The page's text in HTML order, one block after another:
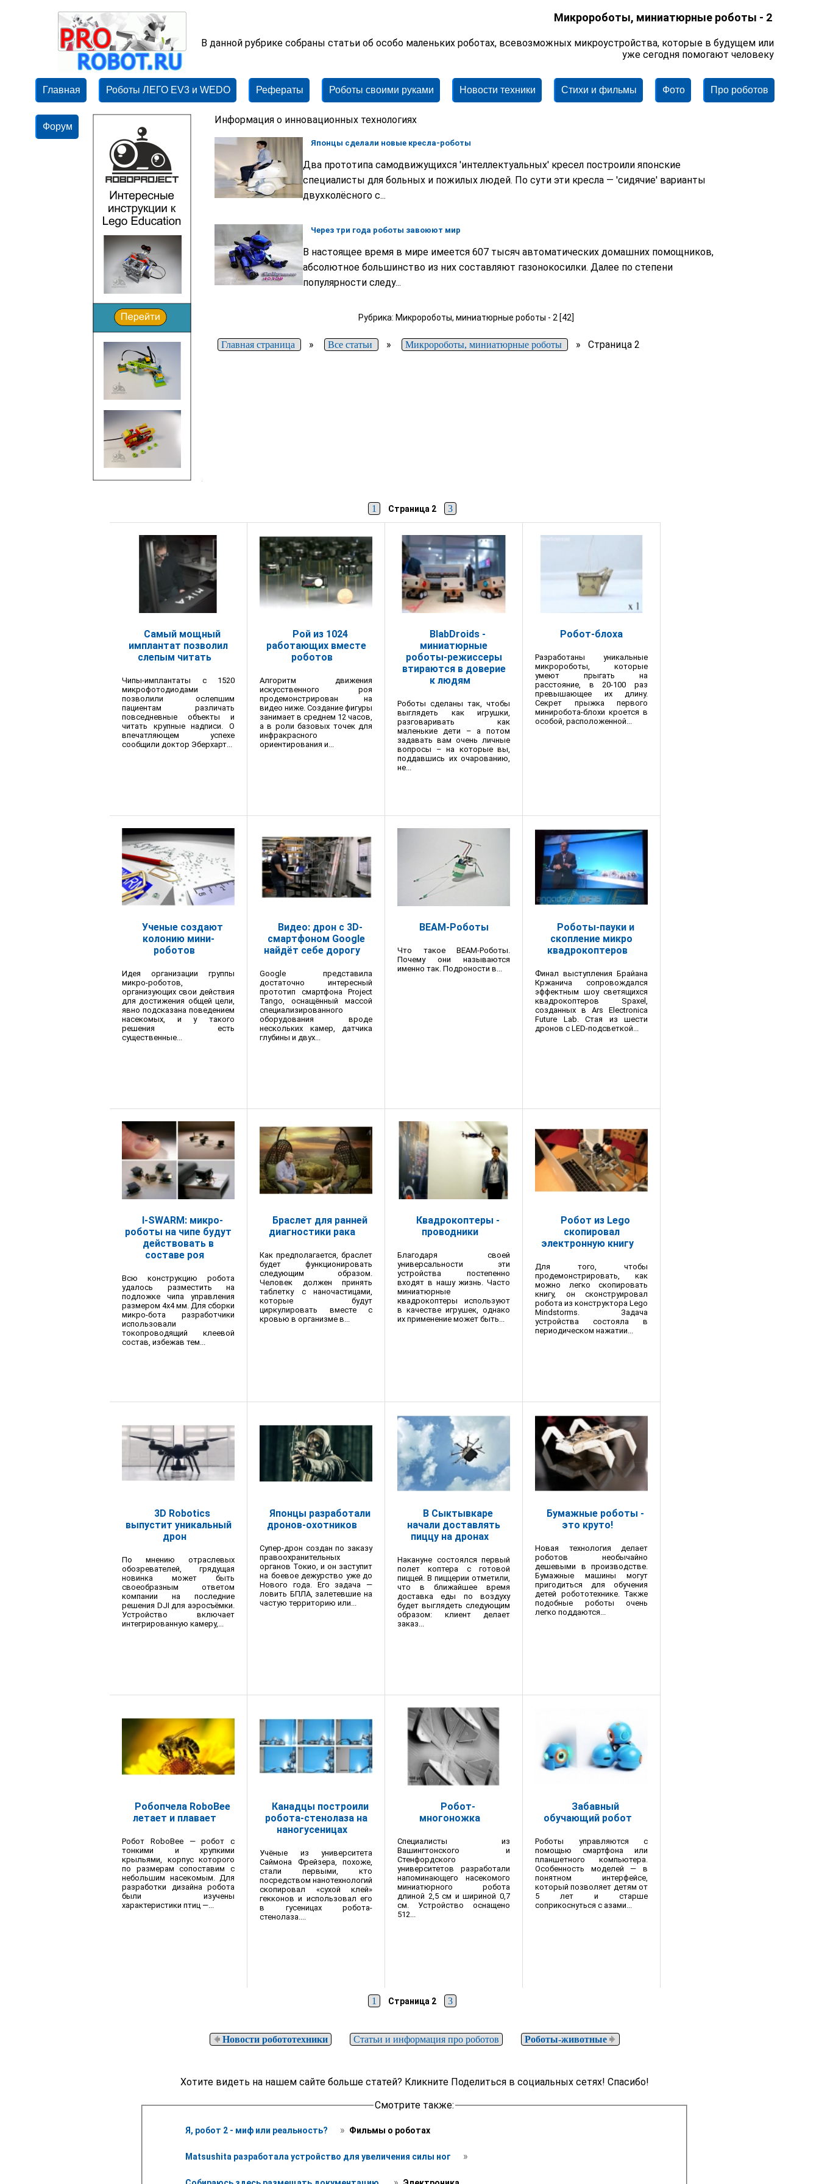
Микророботы, миниатюрные роботы - 2
В данной рубрике собраны статьи об особо маленьких роботах, всевозможных микроустройства, которые в будущем или
уже сегодня помогают человеку
Главная Роботы ЛЕГО EV3 и WEDO Рефераты Роботы своими руками Новости техники Стихи и фильмы Фото Про роботов
Форум
Информация о инновационных технологиях
Японцы сделали новые кресла-роботы
Два прототипа самодвижущихся 'интеллектуальных' кресел построили японские
специалисты для больных и пожилых людей. По сути эти кресла — 'сидячие' варианты
двухколёсного с...
Через три года роботы завоюют мир
В настоящее время в мире имеется 607 тысяч автоматических домашних помощников,
абсолютное большинство из них составляют газонокосилки. Далее по степени
популярности следу...
Рубрика: Микророботы, миниатюрные роботы - 2 [42]
Главная страница » Все статьи » Микророботы, миниатюрные роботы » Страница 2
1 Страница 2 3
Самый мощный
имплантат позволил
слепым читать
Чипы-имплантаты с 1520
микрофотодиодами
позволили ослепшим
пациентам различать
повседневные объекты и
читать крупные надписи. О
впечатляющем успехе
сообщили доктор Эберхарт...
Рой из 1024
работающих вместе
роботов
Алгоритм движения
искусственного роя
продемонстрирован на
видео ниже. Создание фигуры
занимает в среднем 12 часов,
а в роли базовых точек для
инфракрасного
ориентирования и...
BlabDroids -
миниатюрные
роботы-режиссеры
втираются в доверие
к людям
Роботы сделаны так, чтобы
выглядеть как игрушки,
разговаривать как
маленькие дети – а потом
задавать вам очень личные
вопросы – на которые вы,
поддавшись их очарованию,
не...
Робот-блоха
Разработаны уникальные
микророботы, которые
умеют прыгать на
расстояние, в 20-100 раз
превышающее их длину.
Секрет прыжка первого
миниробота-блохи кроется в
особой, расположенной...
Ученые создают
колонию мини-
роботов
Идея организации группы
микро-роботов,
организующих свои действия
для достижения общей цели,
явно подсказана поведением
насекомых, и у такого
решения есть
существенные...
Видео: дрон с 3D-
смартфоном Google
найдёт себе дорогу
Google представила
достаточно интересный
прототип смартфона Project
Tango, оснащённый массой
специализированного
оборудования вроде
нескольких камер, датчика
глубины и двух...
BEAM-Роботы
Что такое BEAM-Роботы.
Почему они называются
именно так. Подроности в...
Роботы-пауки и
скопление микро
квадрокоптеров
Финал выступления Брайана
Кржанича сопровождался
эффектным шоу светящихся
квадрокоптеров Spaxel,
созданных в Ars Electronica
Future Lab. Стая из шести
дронов с LED-подсветкой...
I-SWARM: микро-
роботы на чипе будут
действовать в
составе роя
Всю конструкцию робота
удалось разместить на
подложке чипа управления
размером 4х4 мм. Для сборки
микро-бота разработчики
использовали
токопроводящий клеевой
состав, избежав тем...
Браслет для ранней
диагностики рака
Как предполагается, браслет
будет функционировать
следующим образом.
Человек должен принять
таблетку с наночастицами,
которые будут
циркулировать вместе с
кровью в организме в...
Квадрокоптеры -
проводники
Благодаря своей
универсальности эти
устройства постепенно
входят в нашу жизнь. Часто
миниатюрные
квадрокоптеры используют
в качестве игрушек, однако
их применение может быть...
Робот из Lego
скопировал
электронную книгу
Для того, чтобы
продемонстрировать, как
можно легко скопировать
книгу, он сконструировал
робота из конструктора Lego
Mindstorms. Задача
устройства состояла в
периодическом нажатии...
3D Robotics
выпустит уникальный
дрон
По мнению отраслевых
обозревателей, грядущая
новинка может быть
своеобразным ответом
компании на последние
решения DJI для аэросъёмки.
Устройство включает
интегрированную камеру,...
Японцы разработали
дронов-охотников
Супер-дрон создан по заказу
правоохранительных
органов Токио, и он заступит
на боевое дежурство уже до
Нового года. Его задача —
ловить БПЛА, залетевшие на
частую территорию или...
В Сыктывкаре
начали доставлять
пиццу на дронах
Накануне состоялся первый
полет коптера с готовой
пиццей. В пиццерии отметили,
что в ближайшее время
доставка еды по воздуху
будет выглядеть следующим
образом: клиент делает
заказ...
Бумажные роботы -
это круто!
Новая технология делает
роботов необычайно
дешевыми в производстве.
Бумажные машины могут
пригодиться для обучения
детей робототехнике. Также
подобные роботы очень
легко поддаются...
Робопчела RoboBee
летает и плавает
Робот RoboBee — робот с
тонкими и хрупкими
крыльями, корпус которого
по размерам сопоставим с
небольшим насекомым. Для
разработки дизайна робота
были изучены
характеристики птиц —...
Канадцы построили
робота-стенолаза на
наногусеницах
Учёные из университета
Саймона Фрейзера, похоже,
стали первыми, кто
посредством нанотехнологий
скопировал «сухой клей»
гекконов и использовал его
в гусеницах робота-
стенолаза....
Робот-
многоножка
Специалисты из
Вашингтонского и
Стенфордского
университетов разработали
напоминающего насекомого
миниатюрного робота
длиной 2,5 см и шириной 0,7
см. Устройство оснащено
512...
Забавный
обучающий робот
Роботы управляются с
помощью смартфона или
планшетного компьютера.
Особенность моделей — в
понятном интерфейсе,
который позволяет детям от
5 лет и старше
соприкоснуться с азами...
1 Страница 2 3
Новости робототехники Статьи и информация про роботов Роботы-животные
Хотите видеть на нашем сайте больше статей? Кликните Поделиться в социальных сетях! Спасибо!
Смотрите также:
Я, робот 2 - миф или реальность? » Фильмы о роботах
Matsushita разработала устройство для увеличения силы ног »